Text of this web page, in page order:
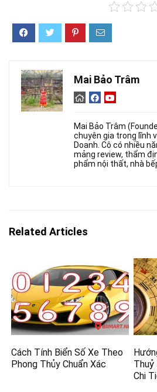
Mai Bảo Trâm
Mai Bảo Trâm
chuyên gia trong lĩnh
Doanh. Cô có nhiều
mảng review, thẩm
phẩm nội thất, nhà
Related Articles
Cách Tính Biển Số Xe Theo
Phong Thủy Chuẩn Xác
Thuỷ
Chi